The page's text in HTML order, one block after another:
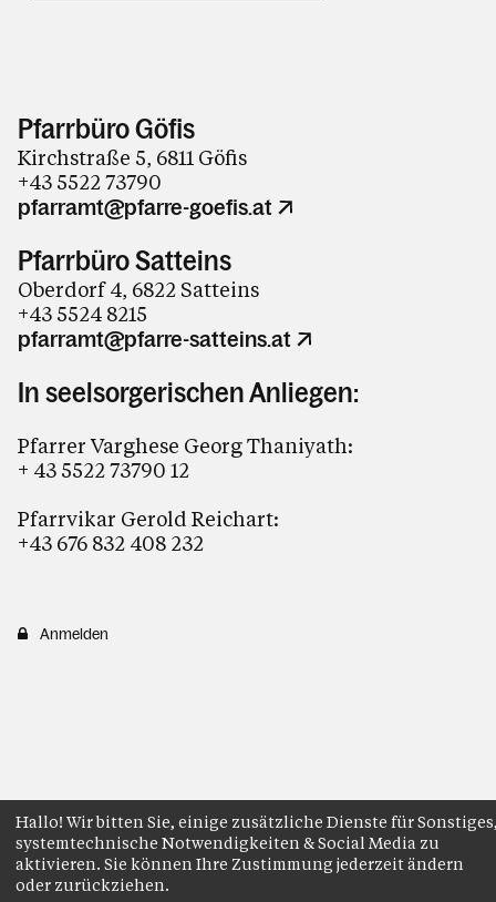
Pfarrbüro Göfis
Kirchstraße 5, 6811 Göfis
+43 5522 73790
pfarramt@pfarre-goefis.at
Pfarrbüro Satteins
Oberdorf 4, 6822 Satteins
+43 5524 8215
pfarramt@pfarre-satteins.at
In seelsorgerischen Anliegen:
Pfarrer Varghese Georg Thaniyath:
+ 43 5522 73790 12
Pfarrvikar Gerold Reichart:
+43 676 832 408 232
Anmelden
Hallo! Wir bitten Sie, einige zusätzliche Dienste für
systemtechnische Notwendigkeiten & Social Media zu
aktivieren. Sie können Ihre Zustimmung jederzeit ändern
oder zurückziehen.